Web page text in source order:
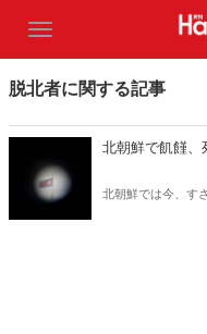
脱北者に関する記事
北朝鮮で飢饉、
北朝鮮では今、す